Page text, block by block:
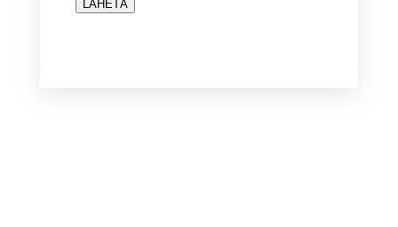
LÄHETÄ